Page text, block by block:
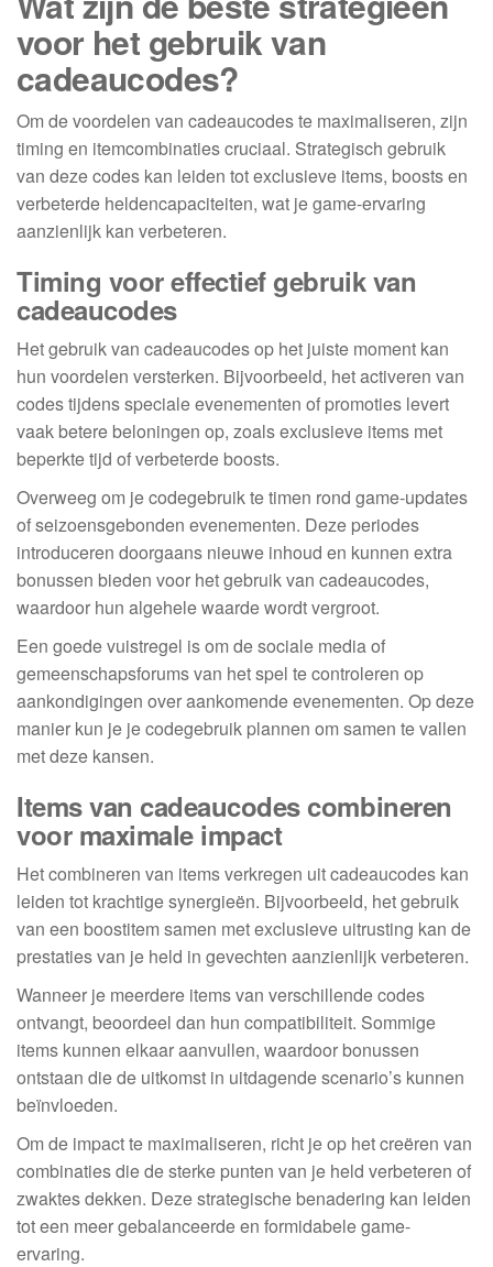
voor het gebruik van
cadeaucodes?
Om de voordelen van cadeaucodes te maximaliseren, zijn
timing en itemcombinaties cruciaal. Strategisch gebruik
van deze codes kan leiden tot exclusieve items, boosts en
verbeterde heldencapaciteiten, wat je game-ervaring
aanzienlijk kan verbeteren.
Timing voor effectief gebruik van
cadeaucodes
Het gebruik van cadeaucodes op het juiste moment kan
hun voordelen versterken. Bijvoorbeeld, het activeren van
codes tijdens speciale evenementen of promoties levert
vaak betere beloningen op, zoals exclusieve items met
beperkte tijd of verbeterde boosts.
Overweeg om je codegebruik te timen rond game-updates
of seizoensgebonden evenementen. Deze periodes
introduceren doorgaans nieuwe inhoud en kunnen extra
bonussen bieden voor het gebruik van cadeaucodes,
waardoor hun algehele waarde wordt vergroot.
Een goede vuistregel is om de sociale media of
gemeenschapsforums van het spel te controleren op
aankondigingen over aankomende evenementen. Op deze
manier kun je je codegebruik plannen om samen te vallen
met deze kansen.
Items van cadeaucodes combineren
voor maximale impact
Het combineren van items verkregen uit cadeaucodes kan
leiden tot krachtige synergieën. Bijvoorbeeld, het gebruik
van een boostitem samen met exclusieve uitrusting kan de
prestaties van je held in gevechten aanzienlijk verbeteren.
Wanneer je meerdere items van verschillende codes
ontvangt, beoordeel dan hun compatibiliteit. Sommige
items kunnen elkaar aanvullen, waardoor bonussen
ontstaan die de uitkomst in uitdagende scenario’s kunnen
beïnvloeden.
Om de impact te maximaliseren, richt je op het creëren van
combinaties die de sterke punten van je held verbeteren of
zwaktes dekken. Deze strategische benadering kan leiden
tot een meer gebalanceerde en formidabele game-
ervaring.